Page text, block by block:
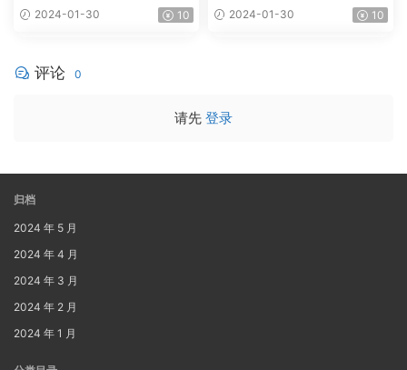
2024-01-30 10 2024-01-30 10
评论 0
请先 登录
归档
2024 年 5 月
2024 年 4 月
2024 年 3 月
2024 年 2 月
2024 年 1 月